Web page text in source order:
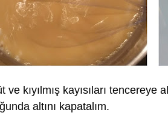
ve kıyılmış kayısıları tencereye
altını kapatalım.